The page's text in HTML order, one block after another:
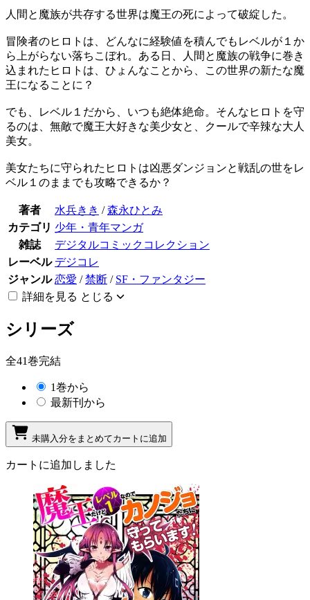
人間と魔族が共存する世界は魔王の死によって破綻した。
冒険者のヒロトは、どんなに経験値を積んでもレベルが１か
ら上がらない落ちこぼれ。ある日、人間と魔族の戦争に巻き
込まれたヒロトは、ひょんなことから、この世界の新たな魔
王になることに？
でも、レベル１だから、いつも絶体絶命。そんなヒロトを守
るのは、無敵で魔王大好きな美少女と、クールで辛辣な大人
美女。
美女たちに守られたヒロトは凶悪ダンジョンと戦乱の世をレ
ベル１のままでも攻略できるか？
著者 水兵きき /森永ひとみ
カテゴリ 少年・青年マンガ
雑誌
デジタルコミックコレクション
レーベル デジコレ
ジャンル 恋愛 /禁断 / SF・ファンタジー
詳細を見る とじる
シリーズ
全41巻完結
1巻から
最新刊から
未購入分をまとめてカートに追加
カートに追加しました